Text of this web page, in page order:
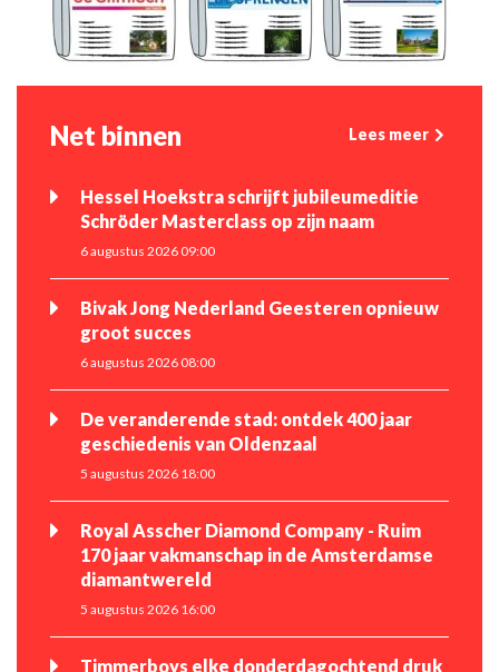
Net binnen Lees meer
Hessel Hoekstra schrijft jubileumeditie
Schröder Masterclass op zijn naam
6 augustus 2026 09:00
Bivak Jong Nederland Geesteren opnieuw
groot succes
6 augustus 2026 08:00
De veranderende stad: ontdek 400 jaar
geschiedenis van Oldenzaal
5 augustus 2026 18:00
Royal Asscher Diamond Company - Ruim
170 jaar vakmanschap in de Amsterdamse
diamantwereld
5 augustus 2026 16:00
Timmerboys elke donderdagochtend druk